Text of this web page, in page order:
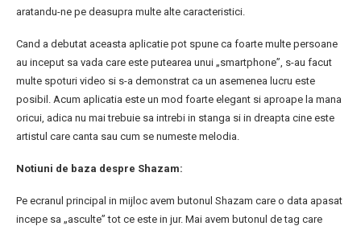
aratandu-ne pe deasupra multe alte caracteristici.
Cand a debutat aceasta aplicatie pot spune ca foarte multe persoane
au inceput sa vada care este putearea unui „smartphone”, s-au facut
multe spoturi video si s-a demonstrat ca un asemenea lucru este
posibil. Acum aplicatia este un mod foarte elegant si aproape la mana
oricui, adica nu mai trebuie sa intrebi in stanga si in dreapta cine este
artistul care canta sau cum se numeste melodia.
Notiuni de baza despre Shazam:
Pe ecranul principal in mijloc avem butonul Shazam care o data apasat
incepe sa „asculte” tot ce este in jur. Mai avem butonul de tag care